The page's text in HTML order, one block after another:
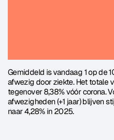
Gemiddeld is vandaag 1 op de
afwezig door ziekte. Het totale
tegenover 8,38% vóór corona.
afwezigheden (+1 jaar) blijven
naar 4,28% in 2025.